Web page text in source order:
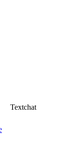
Textchat